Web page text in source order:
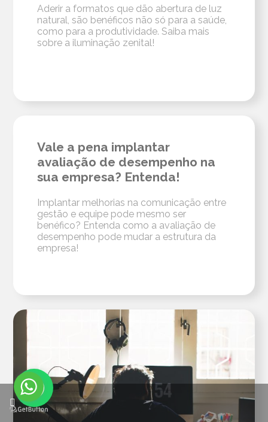
Aderir a formatos que dão abertura de luz
natural, são benéficos não só para a saúde,
como para a produtividade. Saiba mais
sobre a iluminação zenital!
Vale a pena implantar
avaliação de desempenho na
sua empresa? Entenda!
Implantar melhorias na comunicação entre
gestão e equipe pode mesmo ser
benéfico? Entenda como a avaliação de
desempenho pode mudar a estrutura da
empresa!